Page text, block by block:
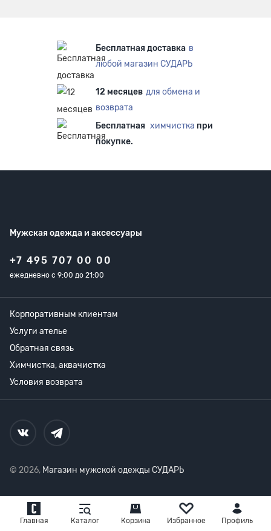
Главная Каталог Корзина Избранное Профиль
Бесплатная доставка в
любой магазин СУДАРЬ
12 месяцев для обмена и
возврата
Бесплатная химчистка при
покупке.
Мужская одежда и аксессуары
+7 495 707 00 00
ежедневно с 9:00 до 21:00
Корпоративным клиентам
Услуги ателье
Обратная связь
Химчистка, аквачистка
Условия возврата
© 2026, Магазин мужской одежды СУДАРЬ